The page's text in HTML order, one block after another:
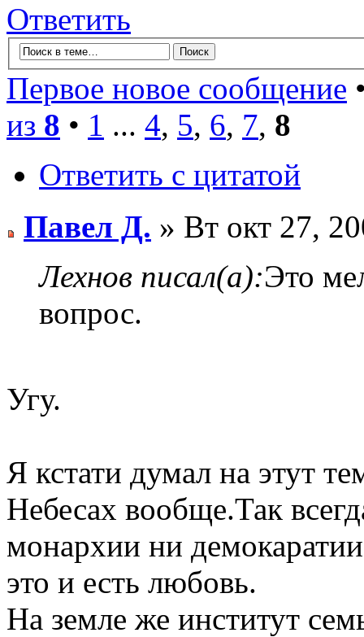
Ответить
Первое новое сообщение
из 8 • 1 ... 4, 5, 6, 7, 8
Ответить с цитатой
Павел Д. » Вт окт 27,
Лехнов писал(а):Это
вопрос.
Угу.
Я кстати думал на этут
Небесах вообще.Так
монархии ни
это и есть любовь.
На земле же институт